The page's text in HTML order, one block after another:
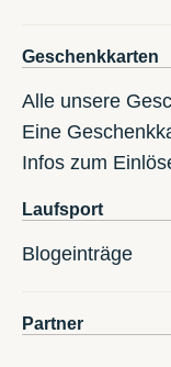
Geschenkkarten
Alle unsere
Eine
Infos zum
Laufsport
Blogeinträge
Partner